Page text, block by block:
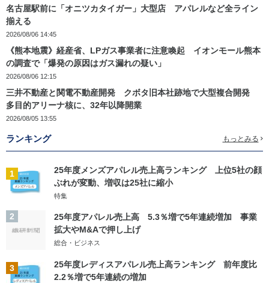
名古屋駅前に「オニツカタイガー」大型店 アパレルなど全ライン
揃える
2026/08/06 14:45
《熊本地震》経産省、LPガス事業者に注意喚起 イオンモール熊本
の調査で「爆発の原因はガス漏れの疑い」
2026/08/06 12:15
三井不動産と関電不動産開発 クボタ旧本社跡地で大型複合開発
多目的アリーナ核に、32年以降開業
2026/08/05 13:55
ランキング もっとみる
1
25年度メンズアパレル売上高ランキング 上位5社の顔
ぶれが変動、増収は25社に縮小
特集
2
25年度アパレル売上高 5.3％増で5年連続増加 事業
拡大やM&Aで押し上げ
総合・ビジネス
3
25年度レディスアパレル売上高ランキング 前年度比
2.2％増で5年連続の増加